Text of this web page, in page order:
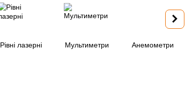
Рівні лазерні Мультиметри Анемометри